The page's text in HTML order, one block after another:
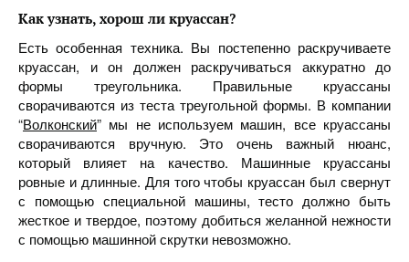
Как узнать, хорош ли круассан?
Есть особенная техника. Вы постепенно раскручиваете
круассан, и он должен раскручиваться аккуратно до
формы треугольника. Правильные круассаны
сворачиваются из теста треугольной формы. В компании
“Волконский” мы не используем машин, все круассаны
сворачиваются вручную. Это очень важный нюанс,
который влияет на качество. Машинные круассаны
ровные и длинные. Для того чтобы круассан был свернут
с помощью специальной машины, тесто должно быть
жесткое и твердое, поэтому добиться желанной нежности
с помощью машинной скрутки невозможно.